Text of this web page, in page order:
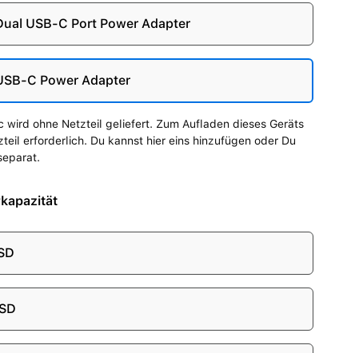
USB-C Port Power Adapter
C Power Adapter
wird ohne Netzteil geliefert. Zum Aufladen dieses Geräts
erforderlich. Du kannst hier eins hinzufügen oder Du